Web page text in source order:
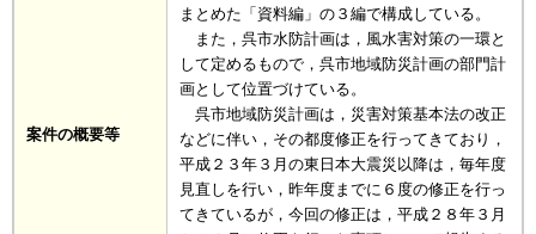
案件の概要等
まとめた「資料編」の３編で構成している。
また，呉市水防計画は，風水害対策の一環と
して定めるもので，呉市地域防災計画の部門計
画として位置づけている。
呉市地域防災計画は，災害対策基本法の改正
などに伴い，その都度修正を行ってきており，
平成２３年３月の東日本大震災以降は，毎年度
見直しを行い，昨年度までに６度の修正を行っ
てきているが，今回の修正は，平成２８年３月